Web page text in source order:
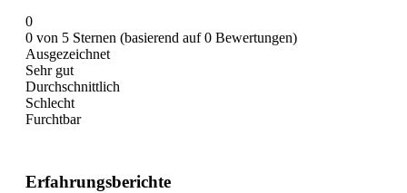
0
0 von 5 Sternen (basierend auf 0 Bewertungen)
Ausgezeichnet
Sehr gut
Durchschnittlich
Schlecht
Furchtbar
Erfahrungsberichte